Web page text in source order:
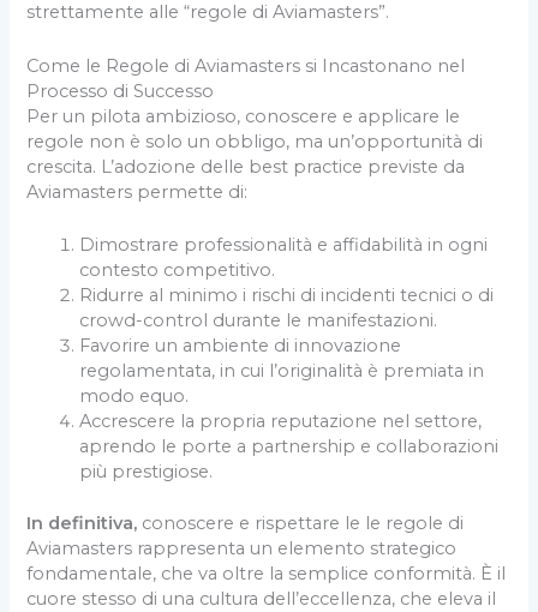
strettamente alle “regole di Aviamasters”.
Come le Regole di Aviamasters si Incastonano nel
Processo di Successo
Per un pilota ambizioso, conoscere e applicare le
regole non è solo un obbligo, ma un’opportunità di
crescita. L’adozione delle best practice previste da
Aviamasters permette di:
Dimostrare professionalità e affidabilità in ogni
contesto competitivo.
Ridurre al minimo i rischi di incidenti tecnici o di
crowd-control durante le manifestazioni.
Favorire un ambiente di innovazione
regolamentata, in cui l’originalità è premiata in
modo equo.
Accrescere la propria reputazione nel settore,
aprendo le porte a partnership e collaborazioni
più prestigiose.
In definitiva, conoscere e rispettare le le regole di
Aviamasters rappresenta un elemento strategico
fondamentale, che va oltre la semplice conformità. È il
cuore stesso di una cultura dell’eccellenza, che eleva il